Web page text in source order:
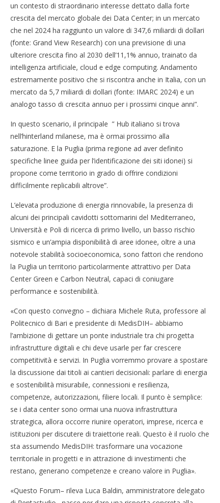
un contesto di straordinario interesse dettato dalla forte
crescita del mercato globale dei Data Center; in un mercato
che nel 2024 ha raggiunto un valore di 347,6 miliardi di dollari
(fonte: Grand View Research) con una previsione di una
ulteriore crescita fino al 2030 dell’11,1% annuo, trainato da
intelligenza artificiale, cloud e edge computing. Andamento
estremamente positivo che si riscontra anche in Italia, con un
mercato da 5,7 miliardi di dollari (fonte: IMARC 2024) e un
analogo tasso di crescita annuo per i prossimi cinque anni”.
In questo scenario, il principale ” Hub italiano si trova
nell’hinterland milanese, ma è ormai prossimo alla
saturazione. E la Puglia (prima regione ad aver definito
specifiche linee guida per l’identificazione dei siti idonei) si
propone come territorio in grado di offrire condizioni
difficilmente replicabili altrove”.
L’elevata produzione di energia rinnovabile, la presenza di
alcuni dei principali cavidotti sottomarini del Mediterraneo,
Università e Poli di ricerca di primo livello, un basso rischio
sismico e un’ampia disponibilità di aree idonee, oltre a una
notevole stabilità socioeconomica, sono fattori che rendono
la Puglia un territorio particolarmente attrattivo per Data
Center Green e Carbon Neutral, capaci di coniugare
performance e sostenibilità.
«Con questo convegno – dichiara Michele Ruta, professore al
Politecnico di Bari e presidente di MedisDIH– abbiamo
l’ambizione di gettare un ponte industriale tra chi progetta
infrastrutture digitali e chi deve usarle per far crescere
competitività e servizi. In Puglia vorremmo provare a spostare
la discussione dai titoli ai cantieri decisionali: parlare di energia
e sostenibilità misurabile, connessioni e resilienza,
competenze, autorizzazioni, filiere locali. Il punto è semplice:
se i data center sono ormai una nuova infrastruttura
strategica, allora occorre riunire operatori, imprese, ricerca e
istituzioni per discutere di traiettorie reali. Questo è il ruolo che
sta assumendo MedisDIH: trasformare una vocazione
territoriale in progetti e in attrazione di investimenti che
restano, generano competenze e creano valore in Puglia».
«Questo Forum– rileva Luca Baldin, amministratore delegato